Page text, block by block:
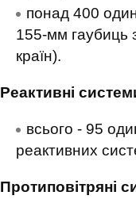
понад 400
155-мм гаубиць
країн).
Реактивні
всього - 95
реактивних
Протиповітряні